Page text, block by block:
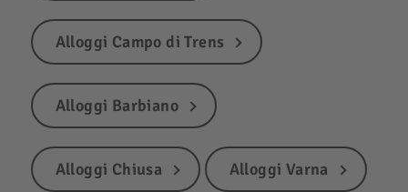
Alloggi Campo di Trens
Alloggi Barbiano
Alloggi Chiusa Alloggi Varna